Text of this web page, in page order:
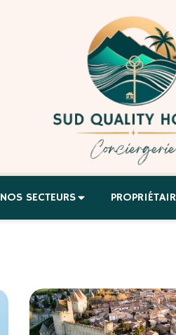
NOS SECTEURS